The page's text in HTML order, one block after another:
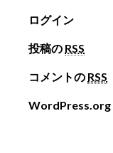
ログイン
投稿の RSS
コメントの RSS
WordPress.org